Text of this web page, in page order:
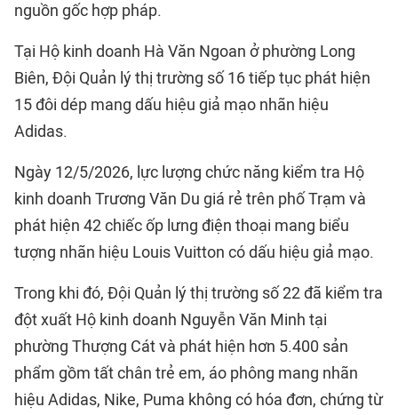
nguồn gốc hợp pháp.
Tại Hộ kinh doanh Hà Văn Ngoan ở phường Long
Biên, Đội Quản lý thị trường số 16 tiếp tục phát hiện
15 đôi dép mang dấu hiệu giả mạo nhãn hiệu
Adidas.
Ngày 12/5/2026, lực lượng chức năng kiểm tra Hộ
kinh doanh Trương Văn Du giá rẻ trên phố Trạm và
phát hiện 42 chiếc ốp lưng điện thoại mang biểu
tượng nhãn hiệu Louis Vuitton có dấu hiệu giả mạo.
Trong khi đó, Đội Quản lý thị trường số 22 đã kiểm tra
đột xuất Hộ kinh doanh Nguyễn Văn Minh tại
phường Thượng Cát và phát hiện hơn 5.400 sản
phẩm gồm tất chân trẻ em, áo phông mang nhãn
hiệu Adidas, Nike, Puma không có hóa đơn, chứng từ